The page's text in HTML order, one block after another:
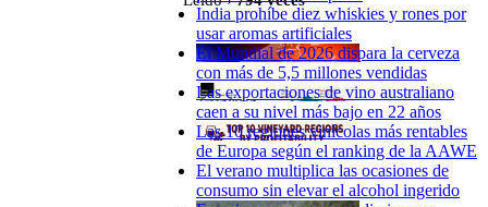
India prohíbe diez whiskies y rones por
usar aromas artificiales
El Mundial de 2026 dispara la cerveza
con más de 5,5 millones vendidas
Las exportaciones de vino australiano
caen a su nivel más bajo en 22 años
Las 10 regiones vinícolas más rentables
de Europa según el ranking de la AAWE
El verano multiplica las ocasiones de
consumo sin elevar el alcohol ingerido